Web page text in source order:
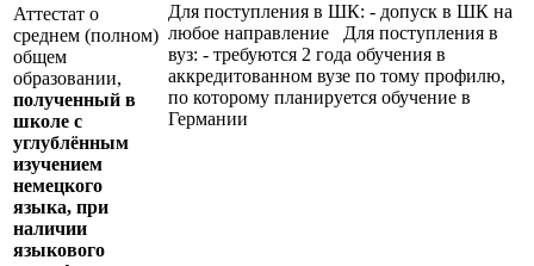
Для поступления в ШК: - допуск в ШК на
любое направление Для поступления в
вуз: - требуются 2 года обучения в
аккредитованном вузе по тому профилю,
по которому планируется обучение в
Германии
Аттестат о
среднем (полном)
общем
образовании,
полученный в
школе с
углублённым
изучением
немецкого
языка, при
наличии
языкового